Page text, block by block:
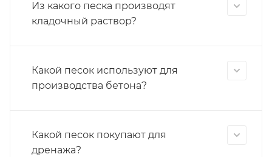
Из какого песка производят
кладочный раствор?
Какой песок используют для
производства бетона?
Какой песок покупают для
дренажа?